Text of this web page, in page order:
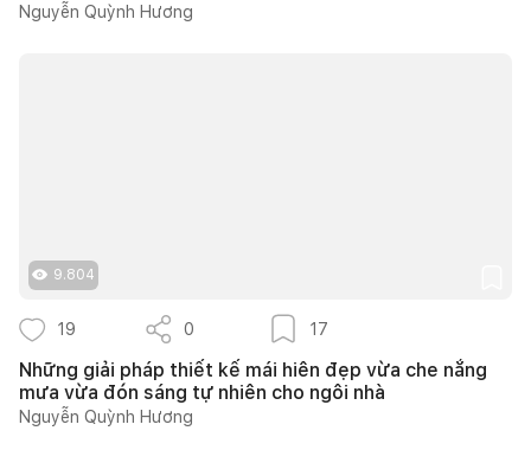
Nguyễn Quỳnh Hương
9.804
19 0 17
Những giải pháp thiết kế mái hiên đẹp vừa che nắng
mưa vừa đón sáng tự nhiên cho ngôi nhà
Nguyễn Quỳnh Hương